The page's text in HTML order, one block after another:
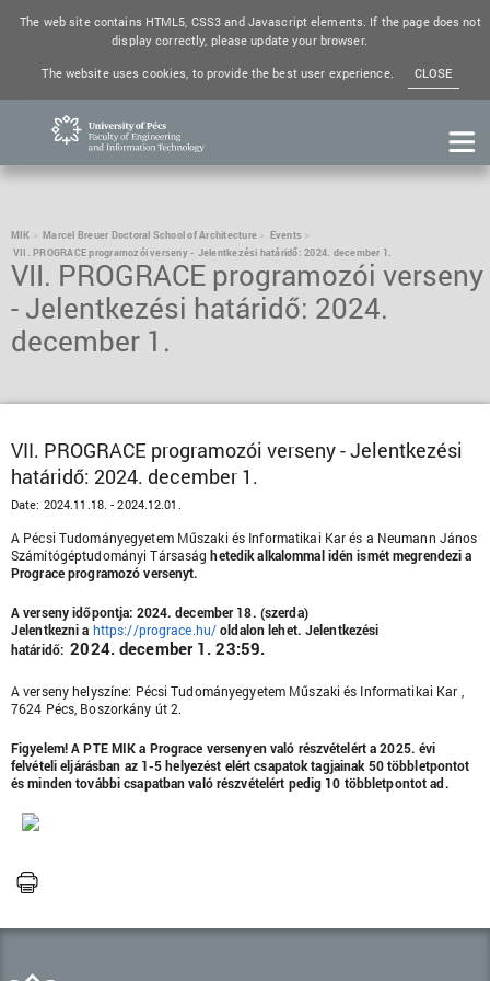
The web site contains HTML5, CSS3 and Javascript elements. If the page does not
display correctly, please update your browser.
The website uses cookies, to provide the best user experience.
CLOSE
MIK Marcel Breuer Doctoral School of Architecture
Events
VII. PROGRACE programozói verseny - Jelentkezési határidő: 2024. december 1.
VII. PROGRACE programozói verseny
- Jelentkezési határidő: 2024.
december 1.
VII. PROGRACE programozói verseny - Jelentkezési
határidő: 2024. december 1.
Date: 2024.11.18. - 2024.12.01.
A Pécsi Tudományegyetem Műszaki és Informatikai Kar és a Neumann János
Számítógéptudományi Társasághetedik alkalommal idén ismét megrendezi a
Prograce programozó versenyt.
A verseny időpontja: 2024. december 18. (szerda)
Jelentkezni a https://prograce.hu/oldalon lehet.Jelentkezési
határidő: 2024. december 1. 23:59.
A verseny helyszíne: Pécsi Tudományegyetem Műszaki és Informatikai Kar ,
7624 Pécs, Boszorkány út 2.
Figyelem! A PTE MIK a Prograce versenyen való részvételért a 2025. évi
felvételi eljárásban az 1-5 helyezést elért csapatok tagjainak 50 többletpontot
és minden további csapatban való részvételért pedig 10 többletpontot ad.